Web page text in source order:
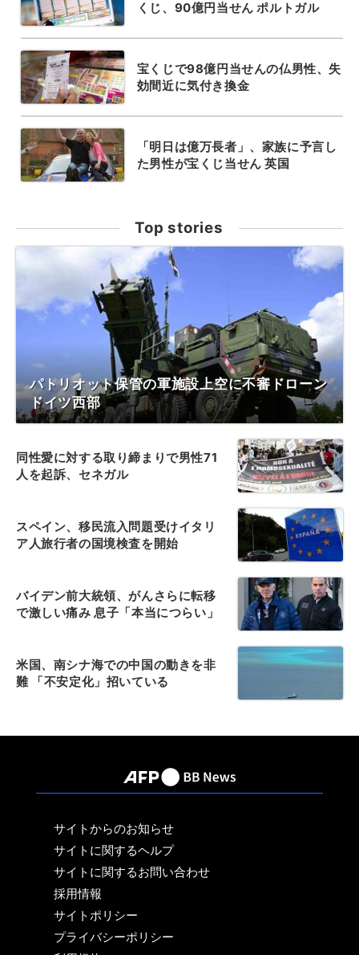
くじ、90億円当せん ポルトガル
宝くじで98億円当せんの仏男性、失
効間近に気付き換金
「明日は億万長者」、家族に予言し
た男性が宝くじ当せん 英国
Top stories
パトリオット保管の軍施設上空に不審ドローン
ドイツ西部
同性愛に対する取り締まりで男性71
人を起訴、セネガル
スペイン、移民流入問題受けイタリ
ア人旅行者の国境検査を開始
バイデン前大統領、がんさらに転移
で激しい痛み 息子「本当につらい」
米国、南シナ海での中国の動きを非
難 「不安定化」招いている
サイトからのお知らせ
サイトに関するヘルプ
サイトに関するお問い合わせ
採用情報
サイトポリシー
プライバシーポリシー